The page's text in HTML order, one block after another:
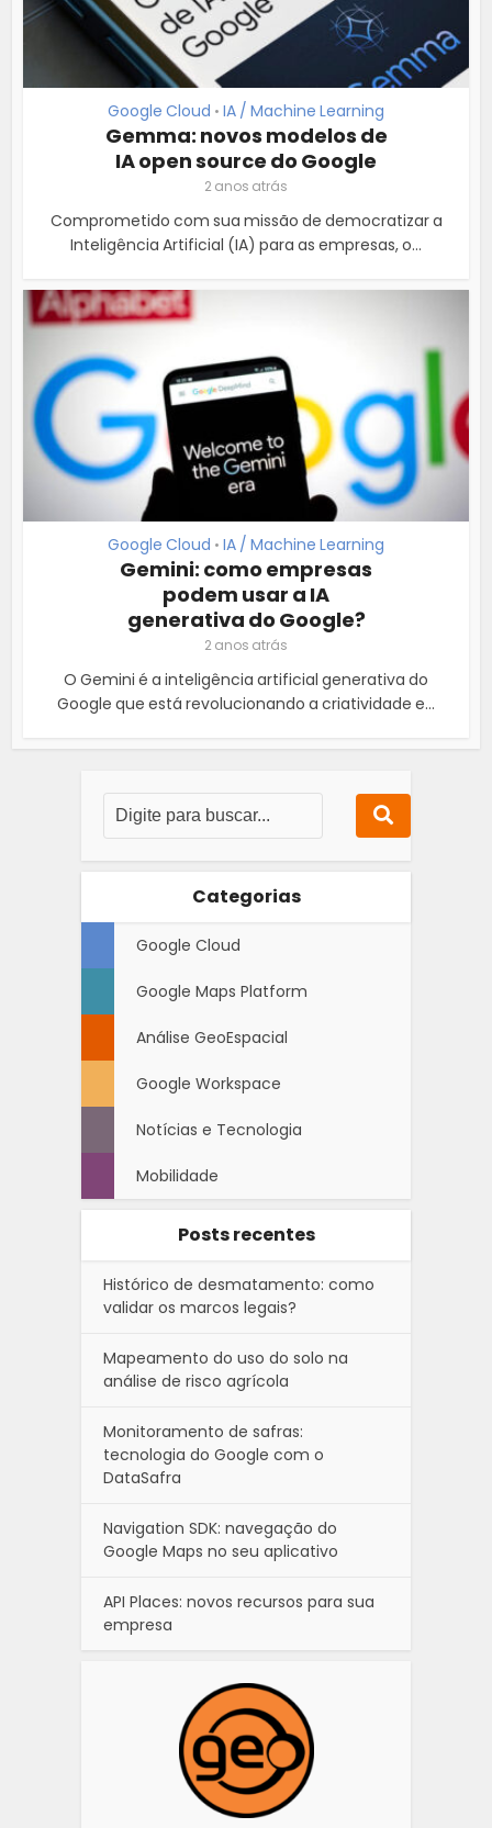
Google Cloud • IA / Machine Learning
Gemma: novos modelos de
IA open source do Google
2 anos atrás
Comprometido com sua missão de democratizar a
Inteligência Artificial (IA) para as empresas, o...
Google Cloud • IA / Machine Learning
Gemini: como empresas
podem usar a IA
generativa do Google?
2 anos atrás
O Gemini é a inteligência artificial generativa do
Google que está revolucionando a criatividade e...
Categorias
Google Cloud
Google Maps Platform
Análise GeoEspacial
Google Workspace
Notícias e Tecnologia
Mobilidade
Posts recentes
Histórico de desmatamento: como
validar os marcos legais?
Mapeamento do uso do solo na
análise de risco agrícola
Monitoramento de safras:
tecnologia do Google com o
DataSafra
Navigation SDK: navegação do
Google Maps no seu aplicativo
API Places: novos recursos para sua
empresa